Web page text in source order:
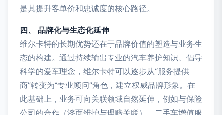
是其提升客单价和忠诚度的核心路径。
四、 品牌化与生态化延伸
维尔卡特的长期优势还在于品牌价值的塑造与业务生
态的构建。通过持续输出专业的汽车养护知识、倡导
科学的爱车理念，维尔卡特可以逐步从“服务提供
商”转变为“专业顾问”角色，建立权威品牌形象。在
此基础上，业务可向关联领域自然延伸，例如与保险
公司的合作（漆面维护与理赔关联）、二手车增值服